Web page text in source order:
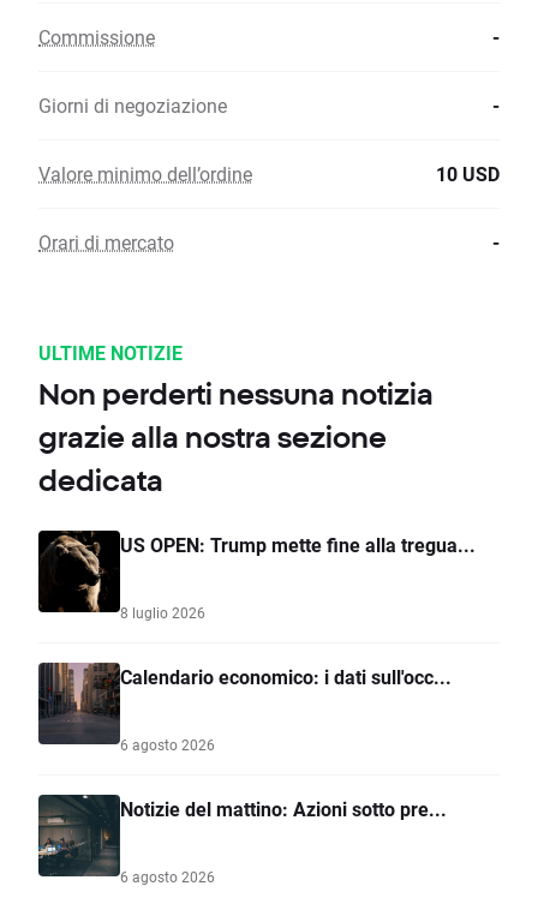
Commissione -
Giorni di negoziazione -
Valore minimo dell’ordine 10 USD
Orari di mercato -
ULTIME NOTIZIE
Non perderti nessuna notizia
grazie alla nostra sezione
dedicata
US OPEN: Trump mette fine alla tregua...
8 luglio 2026
Calendario economico: i dati sull'occ...
6 agosto 2026
Notizie del mattino: Azioni sotto pre...
6 agosto 2026